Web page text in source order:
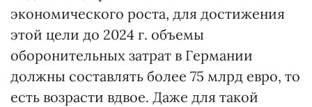
экономического роста, для достижения
этой цели до 2024 г. объемы
оборонительных затрат в Германии
должны составлять более 75 млрд евро, то
есть возрасти вдвое. Даже для такой